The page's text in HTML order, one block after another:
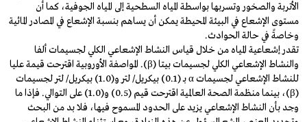
الأتربة والصخور وتسربها بواسطة المياه السطحية إلى المياه الجوفية، كما أن
مستوى الإشعاع في البيئة المحيطة يمكن أن يساهم بنسبة الإشعاع في المصادر المائية
وخاصةً في حالة الحوادث.
تقدر إشعاعية المياه من خلال قياس النشاط الإشعاعي الكلي لجسيمات ألفا
والنشاط الإشعاعي الكلي لجسيمات بيتا (β). المواصفة الأوروبية اقترحت قيمة عليا
للنشاط الإشعاعي لجسيمات α بـ (0.1) بيكريل/ لتر و(1.0) بيكريل/ لتر لجسيمات
(β)، بينما منظمة الصحة العالمية اقترحت قيم (0.5) و(1.0) على التوالي. فإذا ما
وجد بأن النشاط الإشعاعي يزيد على الحدود المسموح فيها، فلا بد من البحث